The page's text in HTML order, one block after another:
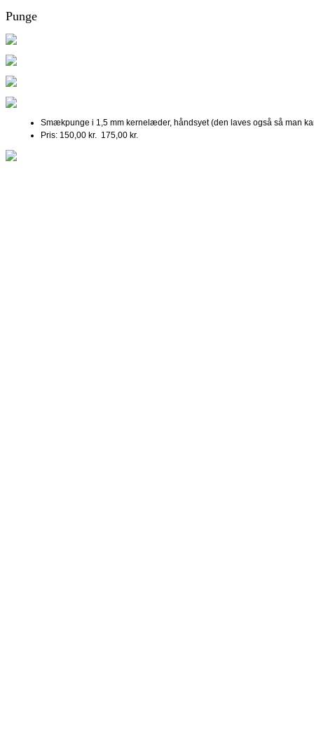
Punge
Smækpunge i 1,5 mm kernelæder, håndsyet (den laves også så man
Pris: 150,00 kr. 175,00 kr.